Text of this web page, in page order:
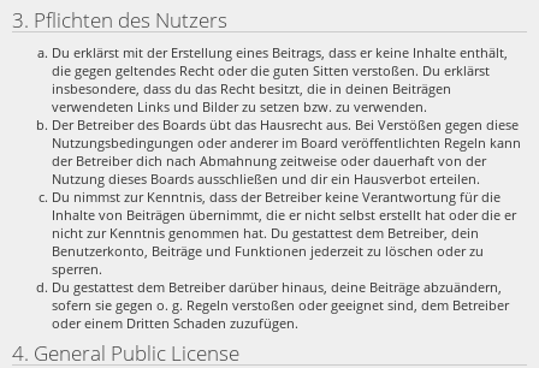
3. Pflichten des Nutzers
Du erklärst mit der Erstellung eines Beitrags, dass er keine Inhalte enthält,
die gegen geltendes Recht oder die guten Sitten verstoßen. Du erklärst
insbesondere, dass du das Recht besitzt, die in deinen Beiträgen
verwendeten Links und Bilder zu setzen bzw. zu verwenden.
Der Betreiber des Boards übt das Hausrecht aus. Bei Verstößen gegen diese
Nutzungsbedingungen oder anderer im Board veröffentlichten Regeln kann
der Betreiber dich nach Abmahnung zeitweise oder dauerhaft von der
Nutzung dieses Boards ausschließen und dir ein Hausverbot erteilen.
Du nimmst zur Kenntnis, dass der Betreiber keine Verantwortung für die
Inhalte von Beiträgen übernimmt, die er nicht selbst erstellt hat oder die er
nicht zur Kenntnis genommen hat. Du gestattest dem Betreiber, dein
Benutzerkonto, Beiträge und Funktionen jederzeit zu löschen oder zu
sperren.
Du gestattest dem Betreiber darüber hinaus, deine Beiträge abzuändern,
sofern sie gegen o. g. Regeln verstoßen oder geeignet sind, dem Betreiber
oder einem Dritten Schaden zuzufügen.
4. General Public License